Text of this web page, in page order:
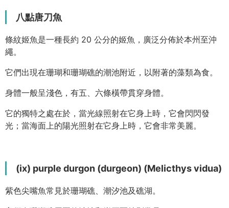
八點唐刀魚
條紋姬魚是一種長約 20 公分的姬魚，廣泛分佈於本州至沖
繩。
它們出現在珊瑚和珊瑚礁的潮池附近，以附著的藻類為食。
身體一般呈淺色，有五、六條橫帶貫穿身體。
它的獨特之處在於，當光線照射在它身上時，它會閃閃發
光；當海面上的陽光照射在它身上時，它會非常美麗。
(ix) purple durgon (durgeon) (Melicthys vidua)
紫色尖嘴魚常見於珊瑚礁、潮汐池及礁湖。